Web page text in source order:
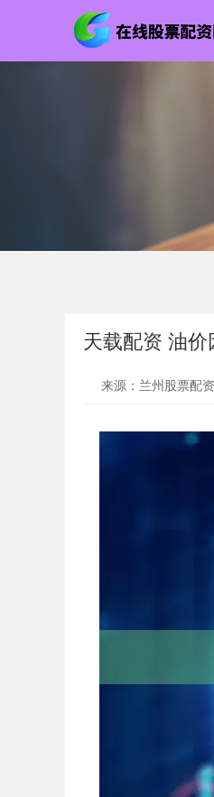
天载配资 油
来源：兰州股票配